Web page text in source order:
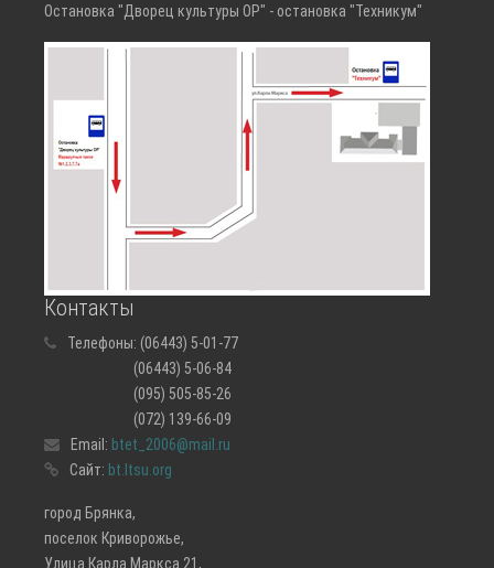
Остановка "Дворец культуры ОР" - остановка "Техникум"
Контакты
Телефоны: (06443) 5-01-77
(06443) 5-06-84
(095) 505-85-26
(072) 139-66-09
Email: btet_2006@mail.ru
Сайт: bt.ltsu.org
город Брянка,
поселок Криворожье,
Улица Карла Маркса 21,